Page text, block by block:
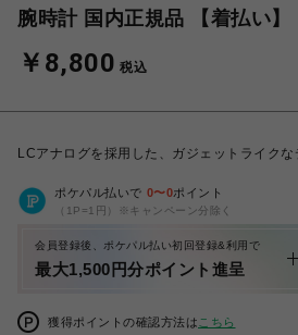
腕時計 国内正規品 【着払い】
￥8,800 税込
LCアナログを採用した、ガジェットライクな
ポケパル払いで 0〜0ポイント
（1P=1円）※キャンペーン分除く
会員登録後、ポケパル払い初回登録&利用で
最大1,500円分ポイント進呈
獲得ポイントの確認方法は こちら